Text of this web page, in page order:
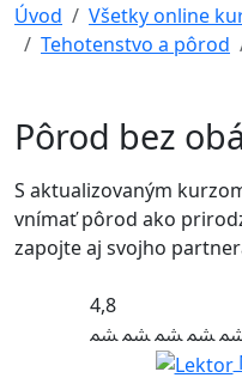
Úvod
Všetky online
Tehotenstvo a pôrod
Pôrod bez
S aktualizovaným
vnímať pôrod ako
zapojte aj svojho
4,8